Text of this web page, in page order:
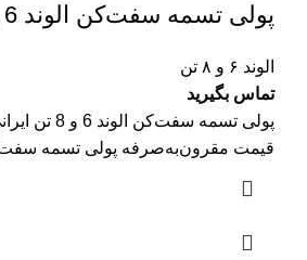
پولی تسمه سفت‌کن الوند 6 و 8 تن ایرانی
الوند ۶ و ۸ تن
تماس بگیرید
پولی تسمه
قیمت مقرون‌به‌صرفه پولی تسمه